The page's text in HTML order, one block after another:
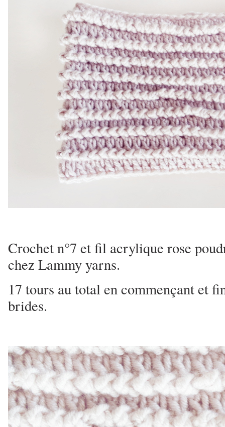
Crochet n°7 et fil acrylique rose
chez Lammy yarns.
17 tours au total en commençant et
brides.